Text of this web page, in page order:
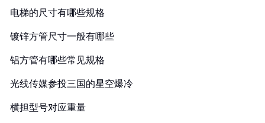
电梯的尺寸有哪些规格
镀锌方管尺寸一般有哪些
铝方管有哪些常见规格
光线传媒参投三国的星空爆冷
横担型号对应重量